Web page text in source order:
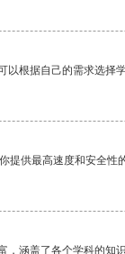
根据自己的需求选择学
提供最高速度和安全性
，涵盖了各个学科的知